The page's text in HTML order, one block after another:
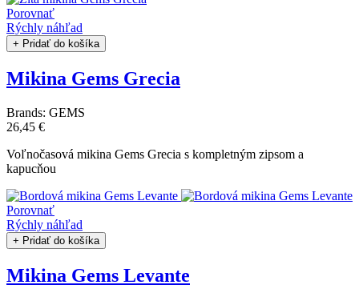
Porovnať
Rýchly náhľad
+ Pridať do košíka
Mikina Gems Grecia
Brands: GEMS
26,45 €
Voľnočasová mikina Gems Grecia s kompletným zipsom a
kapucňou
Porovnať
Rýchly náhľad
+ Pridať do košíka
Mikina Gems Levante